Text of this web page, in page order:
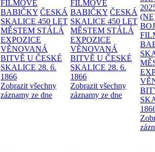
FILMOVÉ
BABIČKY ČESKÁ
SKALICE 450 LET
MĚSTEM STÁLÁ
EXPOZICE
VĚNOVANÁ
BITVĚ U ČESKÉ
SKALICE 28. 6.
1866
Zobrazit všechny
záznamy ze dne
FILMOVÉ
BABIČKY ČESKÁ
SKALICE 450 LET
MĚSTEM STÁLÁ
EXPOZICE
VĚNOVANÁ
BITVĚ U ČESKÉ
SKALICE 28. 6.
1866
Zobrazit všechny
záznamy ze dne